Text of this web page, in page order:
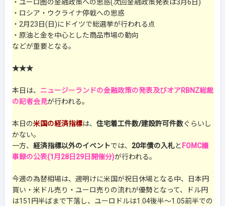
・ユーロ圏の金融政策への思惑(次回金融政策発表は3月6日)
・ロシア・ウクライナ停戦への思惑
・2月23日(日)にドイツで総選挙が行われる点
・原油と金を中心とした商品市場の動向
などが重要となる。
★★★
本日は、 ニュージーランドの金融政策の発表及びオアRBNZ総裁
の記者会見が行われる。
本日の米国の経済指標は、 住宅着工件数/建設許可件数ぐらいし
かない。
一方、 経済指標以外のイベントでは、 20年債の入札と FOMC議
事録の公表(1月28日29日開催分)が行われる。
今週の為替相場は、週明けに米国が祝日休場となる中、日本円
買い・米ドル売り・ユーロ売りの流れが優勢となって、ドル円
は151円半ばまで下落し、ユーロドルは1.04後半～1.05前半での